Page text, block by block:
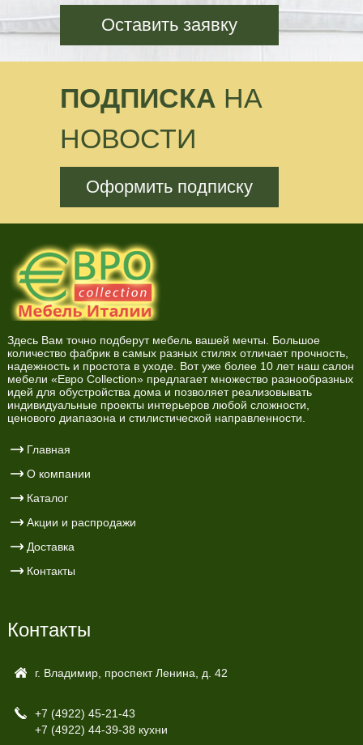
Оставить заявку
ПОДПИСКА НА
НОВОСТИ
Оформить подписку
Здесь Вам точно подберут мебель вашей мечты. Большое
количество фабрик в самых разных стилях отличает прочность,
надежность и простота в уходе. Вот уже более 10 лет наш салон
мебели «Евро Collection» предлагает множество разнообразных
идей для обустройства дома и позволяет реализовывать
индивидуальные проекты интерьеров любой сложности,
ценового диапазона и стилистической направленности.
Главная
О компании
Каталог
Акции и распродажи
Доставка
Контакты
Контакты
г. Владимир, проспект Ленина, д. 42
+7 (4922) 45-21-43
+7 (4922) 44-39-38 кухни